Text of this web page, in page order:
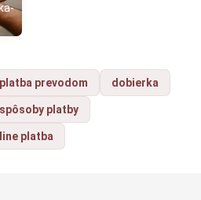
platba prevodom dobierka
spôsoby platby
platba